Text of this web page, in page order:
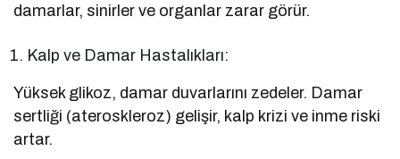
damarlar, sinirler ve organlar zarar görür.
Kalp ve Damar Hastalıkları:
Yüksek glikoz, damar duvarlarını zedeler. Damar
sertliği (ateroskleroz) gelişir, kalp krizi ve inme riski
artar.